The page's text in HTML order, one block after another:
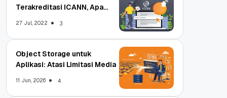
Terakreditasi ICANN, Apa
27 Jul, 2022 3
Object Storage untuk
Aplikasi: Atasi Limitasi Media
11 Jun, 2026 4